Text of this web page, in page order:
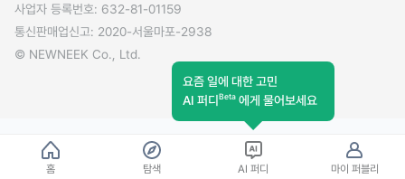
사업자 등록번호: 632-81-01159
통신판매업신고: 2020-서울마포-2938
© NEWNEEK Co., Ltd.
홈 탐색
요즘 일에 대한 고민
AI 퍼디Beta 에게 물어보세요
AI 퍼디 마이 퍼블리